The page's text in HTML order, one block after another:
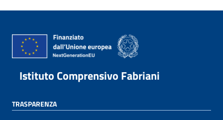
Istituto Comprensivo Fabriani
TRASPARENZA